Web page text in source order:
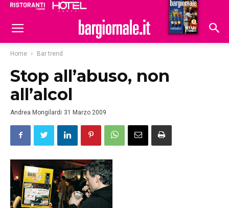
Hoteldomani
Home Bar trend
Stop all’abuso, non
all’alcol
Andrea Mongilardi 31 Marzo 2009